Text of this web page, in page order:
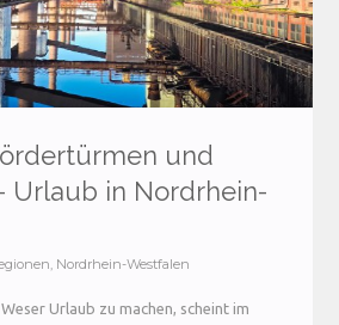
und
Urlaub in Nordrhein-
, Nordrhein-Westfalen
Urlaub zu machen, scheint im